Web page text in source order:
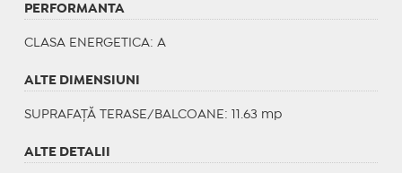
PERFORMANTA
CLASA ENERGETICA: A
ALTE DIMENSIUNI
SUPRAFAȚĂ TERASE/BALCOANE: 11.63 mp
ALTE DETALII